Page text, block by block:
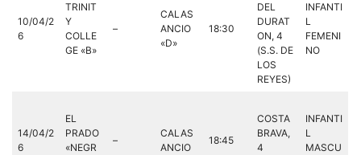
10/04/2
6
TRINIT
Y
COLLE
GE «B»
–
CALAS
ANCIO
«D»
18:30
DEL
DURAT
ON, 4
(S.S. DE
LOS
REYES)
INFANTI
L
FEMENI
NO
14/04/2
6
EL
PRADO
«NEGR
–
CALAS
ANCIO
18:45
COSTA
BRAVA,
4
INFANTI
L
MASCU